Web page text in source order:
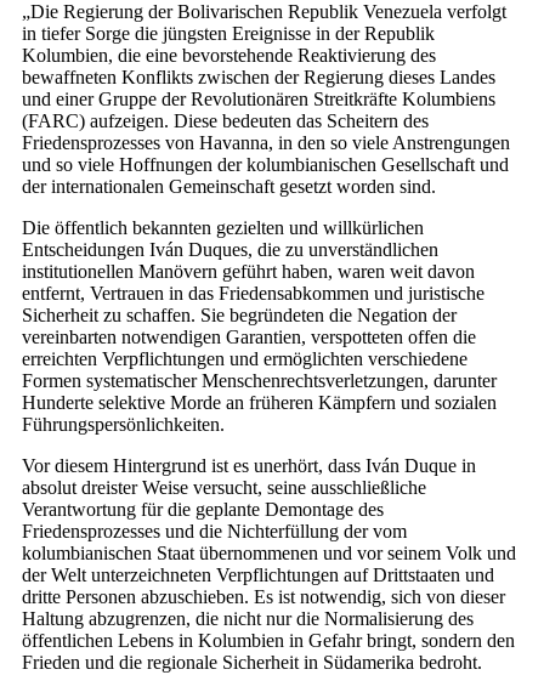
„Die Regierung der Bolivarischen Republik Venezuela verfolgt
in tiefer Sorge die jüngsten Ereignisse in der Republik
Kolumbien, die eine bevorstehende Reaktivierung des
bewaffneten Konflikts zwischen der Regierung dieses Landes
und einer Gruppe der Revolutionären Streitkräfte Kolumbiens
(FARC) aufzeigen. Diese bedeuten das Scheitern des
Friedensprozesses von Havanna, in den so viele Anstrengungen
und so viele Hoffnungen der kolumbianischen Gesellschaft und
der internationalen Gemeinschaft gesetzt worden sind.
Die öffentlich bekannten gezielten und willkürlichen
Entscheidungen Iván Duques, die zu unverständlichen
institutionellen Manövern geführt haben, waren weit davon
entfernt, Vertrauen in das Friedensabkommen und juristische
Sicherheit zu schaffen. Sie begründeten die Negation der
vereinbarten notwendigen Garantien, verspotteten offen die
erreichten Verpflichtungen und ermöglichten verschiedene
Formen systematischer Menschenrechtsverletzungen, darunter
Hunderte selektive Morde an früheren Kämpfern und sozialen
Führungspersönlichkeiten.
Vor diesem Hintergrund ist es unerhört, dass Iván Duque in
absolut dreister Weise versucht, seine ausschließliche
Verantwortung für die geplante Demontage des
Friedensprozesses und die Nichterfüllung der vom
kolumbianischen Staat übernommenen und vor seinem Volk und
der Welt unterzeichneten Verpflichtungen auf Drittstaaten und
dritte Personen abzuschieben. Es ist notwendig, sich von dieser
Haltung abzugrenzen, die nicht nur die Normalisierung des
öffentlichen Lebens in Kolumbien in Gefahr bringt, sondern den
Frieden und die regionale Sicherheit in Südamerika bedroht.